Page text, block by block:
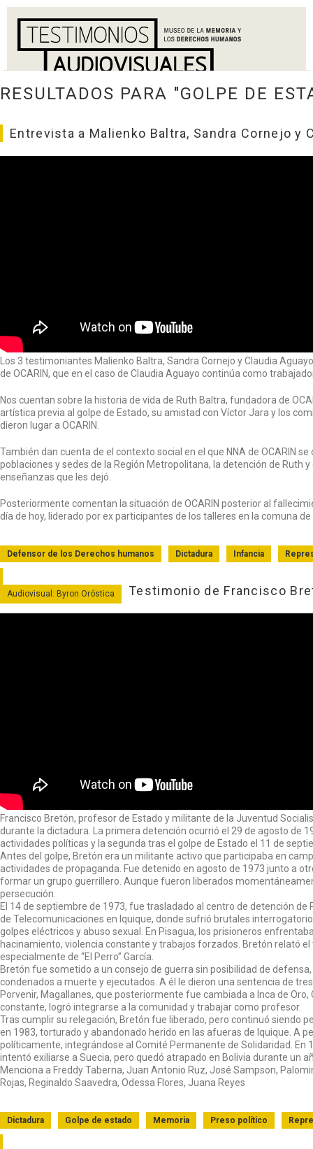
RESULTADOS PARA "GOLPE DE
Entrevista a Malienko Baltra, Sandra Cornejo y
Los 3 testimoniantes Malienko Baltra, Sandra Cornejo y Claudia
de OCARIN, que en el caso de Claudia Aguayo continúa como
Nos cuentan sobre la historia de vida de Ruth Baltra, fundadora de
artística previa al golpe de Estado, su amistad con Víctor Jara y los
dieron lugar a OCARIN.
También dan cuenta de el contexto social en el que NNA de OCARIN
poblaciones y sedes de la Región Metropolitana, la detención de Ruth
enseñanzas que les dejó.
Posteriormente comentan la situación de OCARIN posterior al
día de hoy, liderado por ex participantes de los talleres en la comuna de
Defensor de los Derechos humanos Dictadura Infancia
Audiovisual: Byron Oróstica Testimonio de Francisco
Francisco Bretón, profesor de Estado y militante de la Juventud
durante la dictadura. La primera detención ocurrió el 29 de agosto de
actividades políticas y la segunda tras el golpe de Estado el 11 de
Antes del golpe, Bretón era un militante activo que participaba en
actividades de propaganda. Fue detenido en agosto de 1973 junto a
formar un grupo guerrillero. Aunque fueron liberados
persecución.
El 14 de septiembre de 1973, fue trasladado al centro de detención
de Telecomunicaciones en Iquique, donde sufrió brutales
golpes eléctricos y abuso sexual. En Pisagua, los prisioneros
hacinamiento, violencia constante y trabajos forzados. Bretón relató
especialmente de “El Perro” García.
Bretón fue sometido a un consejo de guerra sin posibilidad de
condenados a muerte y ejecutados. A él le dieron una sentencia de
Porvenir, Magallanes, que posteriormente fue cambiada a Inca de Oro,
constante, logró integrarse a la comunidad y trabajar como profesor.
Tras cumplir su relegación, Bretón fue liberado, pero continuó siendo
en 1983, torturado y abandonado herido en las afueras de Iquique. A
políticamente, integrándose al Comité Permanente de Solidaridad. En
intentó exiliarse a Suecia, pero quedó atrapado en Bolivia durante un
Menciona a Freddy Taberna, Juan Antonio Ruz, José Sampson,
Rojas, Reginaldo Saavedra, Odessa Flores, Juana Reyes
Dictadura Golpe de estado Memoria Preso político